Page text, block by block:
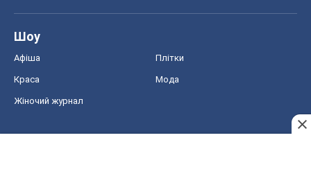
Шоу
Афіша Плітки
Краса Мода
Жіночий журнал